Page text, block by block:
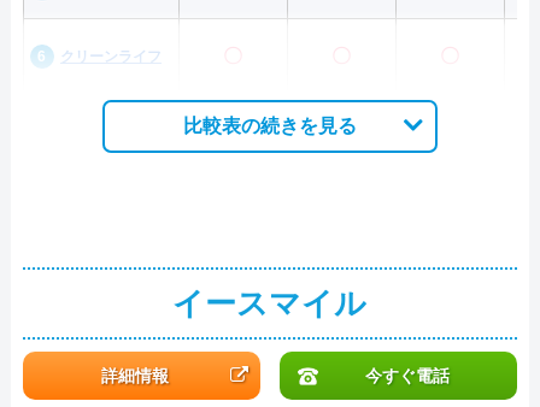
クリーンライフ 〇 〇 〇
比較表の続きを見る
イースマイル
詳細情報 今すぐ電話